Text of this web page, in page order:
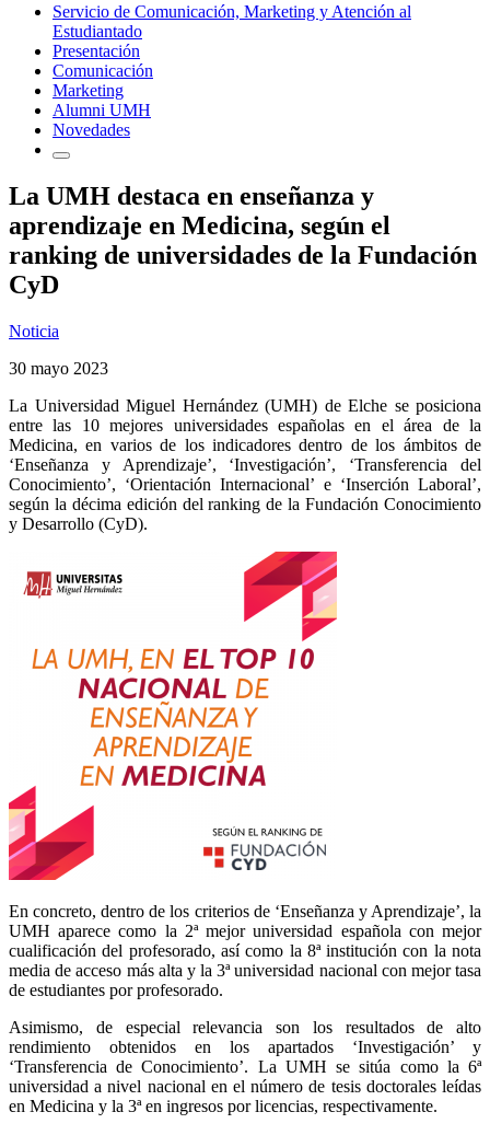
Servicio de Comunicación, Marketing y Atención al
Estudiantado
Presentación
Comunicación
Marketing
Alumni UMH
Novedades
La UMH destaca en enseñanza y
aprendizaje en Medicina, según el
ranking de universidades de la Fundación
CyD
Noticia
30 mayo 2023
La Universidad Miguel Hernández (UMH) de Elche se posiciona
entre las 10 mejores universidades españolas en el área de la
Medicina, en varios de los indicadores dentro de los ámbitos de
‘Enseñanza y Aprendizaje’, ‘Investigación’, ‘Transferencia del
Conocimiento’, ‘Orientación Internacional’ e ‘Inserción Laboral’,
según la décima edición del ranking de la Fundación Conocimiento
y Desarrollo (CyD).
En concreto, dentro de los criterios de ‘Enseñanza y Aprendizaje’, la
UMH aparece como la 2ª mejor universidad española con mejor
cualificación del profesorado, así como la 8ª institución con la nota
media de acceso más alta y la 3ª universidad nacional con mejor tasa
de estudiantes por profesorado.
Asimismo, de especial relevancia son los resultados de alto
rendimiento obtenidos en los apartados ‘Investigación’ y
‘Transferencia de Conocimiento’. La UMH se sitúa como la 6ª
universidad a nivel nacional en el número de tesis doctorales leídas
en Medicina y la 3ª en ingresos por licencias, respectivamente.